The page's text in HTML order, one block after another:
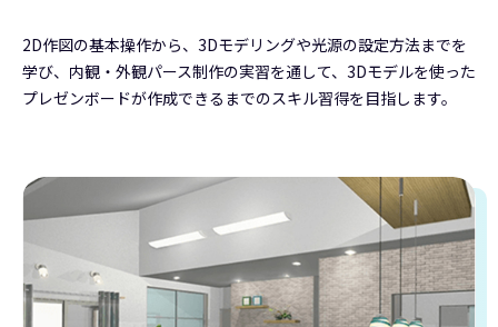
2D作図の基本操作から、3Dモデリングや光源の設定方法までを
学び、内観・外観パース制作の実習を通して、3Dモデルを使った
プレゼンボードが作成できるまでのスキル習得を目指します。